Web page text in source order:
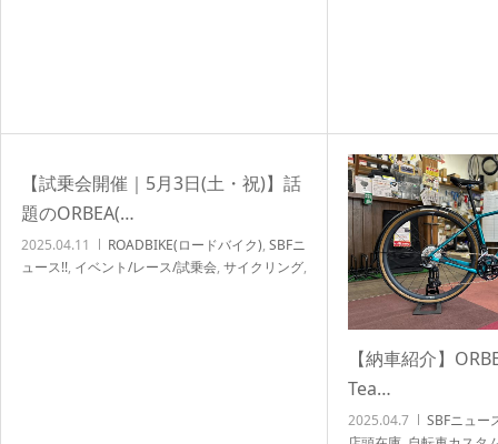
【試乗会開催｜5月3日(土・祝)】話
題のORBEA(…
2025.04.11 ROADBIKE(ロードバイク), SBFニ
ュース!!, イベント/レース/試乗会, サイクリング,
【納車紹介】
Tea…
2025.04.7
SBFニュー